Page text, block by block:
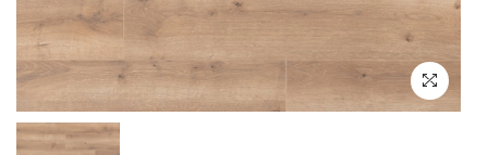
REFERENCE
SOUTĚŽ
KONTAKT